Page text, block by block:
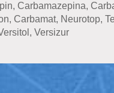
Carbamazepina,
Carbamat, Neurotop,
Versizur